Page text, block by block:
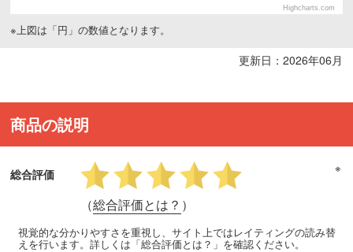
Highcharts.com
※上図は「円」の数値となります。
更新日：2026年06月
商品の説明
総合評価
（総合評価とは？ ）
※
視覚的な分かりやすさを重視し、サイト上ではレイティングの読み替
えを行います。詳しくは「総合評価とは？」を確認ください。